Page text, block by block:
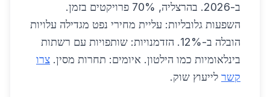
ב-2026. בהרצליה, 70% פרויקטים בזמן.
השפעות גלובליות: עליית מחירי נפט מגדילה עלויות
הובלה ב-12%. הזדמנויות: שותפויות עם רשתות
בינלאומיות כמו הילטון. איומים: תחרות מסין. צרו
קשר לייעוץ שוק.